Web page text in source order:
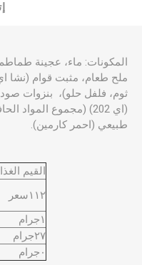
المكونات: ماء، عجينة
(اي 202) (مجموع
طبيعي (احمر كارمين).
القيم الغذائية
١١٢سعر
١جرام
٢٧جرام
٠جرام